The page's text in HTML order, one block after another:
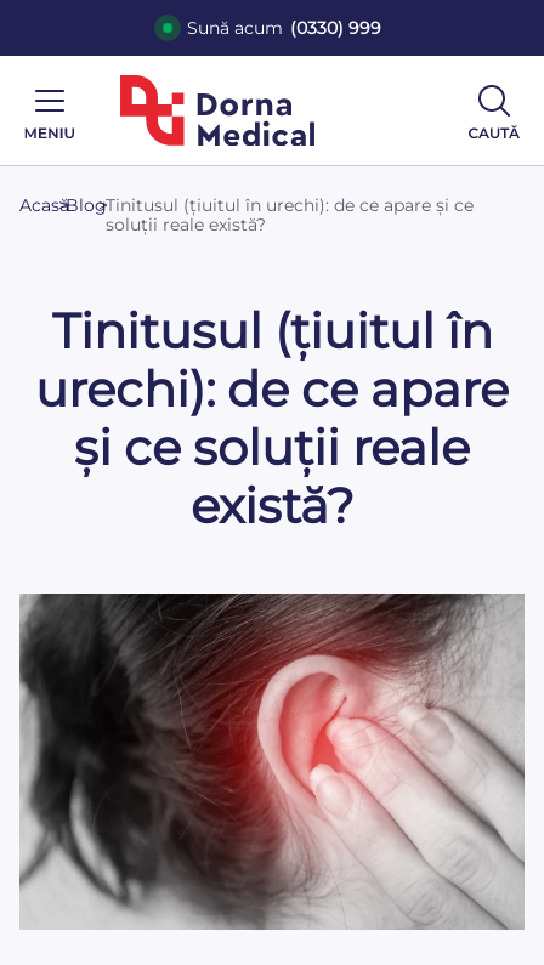
Sună acum (0330) 999
Acasă
>Blog
>Tinitusul (țiuitul în urechi): de ce apare și ce
soluții reale există?
Tinitusul (țiuitul în
urechi): de ce apare
și ce soluții reale
există?